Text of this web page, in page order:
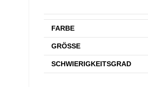
FARBE
GRÖSSE
SCHWIERIGKEITSGRAD